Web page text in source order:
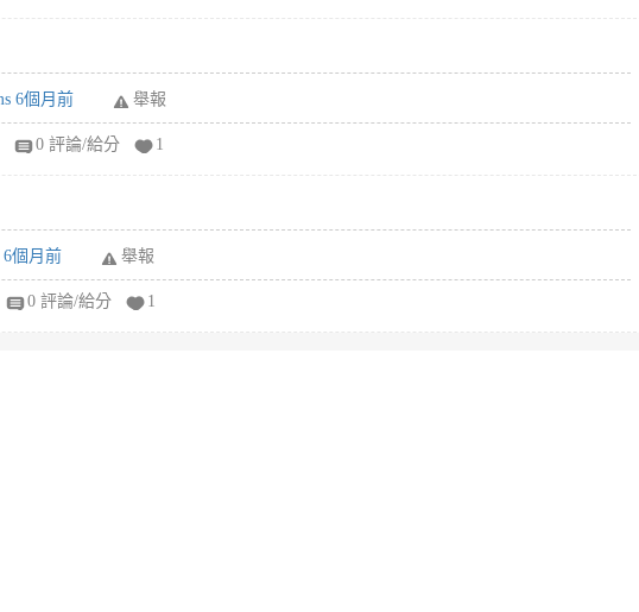
6個月前 舉報
0 評論/給分 1
6個月前 舉報
0 評論/給分 1